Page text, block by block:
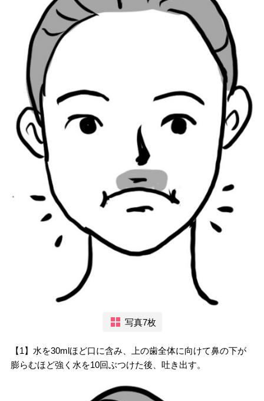
写真7枚
【1】水を30mlほど口に含み、上の歯全体に向けて鼻の下が
膨らむほど強く水を10回ぶつけた後、吐き出す。